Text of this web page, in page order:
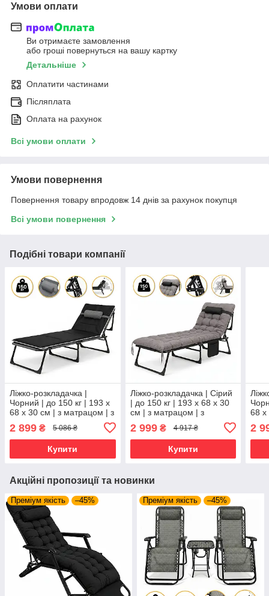
Умови оплати
Ви отримаєте замовлення
або гроші повернуться на вашу картку
Детальніше
Оплатити частинами
Післяплата
Оплата на рахунок
Всі умови оплати
Умови повернення
Повернення товару впродовж 14 днів за рахунок покупця
Всі умови повернення
Подібні товари компанії
Ліжко-розкладачка |
Чорний | до 150 кг | 193 х
68 х 30 см | з матрацом | з
підголівником | LEOBRO
LB-FB-A2-STR | для дому,
дачі та
2 899 ₴ 5 086 ₴
Купити
Ліжко-розкладачка | Сірий
| до 150 кг | 193 х 68 х 30
см | з матрацом | з
підголівником | LEOBRO
LB-FB-A1-GRY | для дому,
дачі та
2 999₴ 4 917 ₴
Купити
68 х
FB-
дачі
2
Акційні пропозиції та новинки
Преміум якість –45% Преміум якість –45%